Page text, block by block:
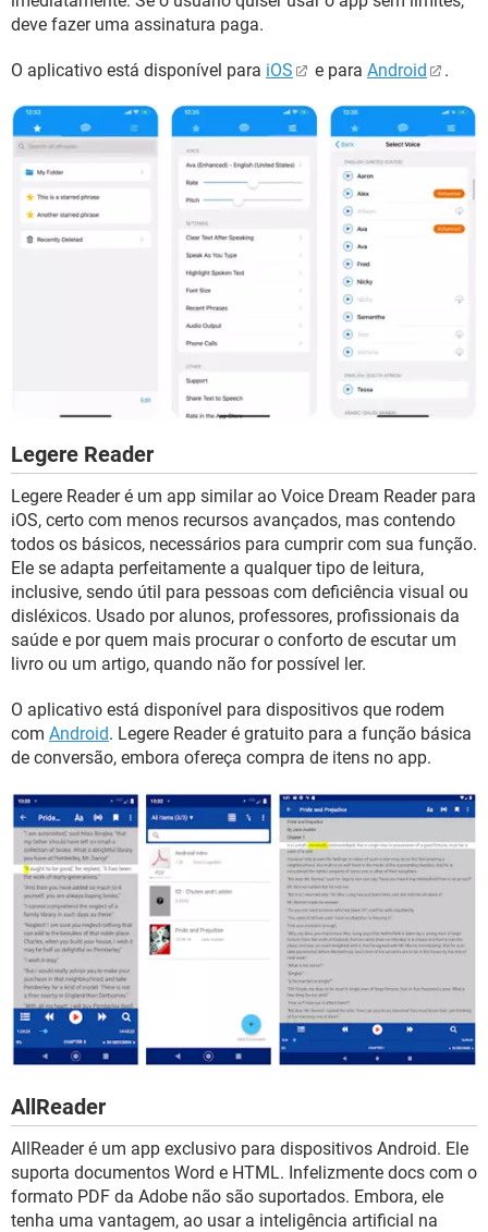
deve fazer uma assinatura paga.
O aplicativo está disponível para iOS e para Android .
Legere Reader
Legere Reader é um app similar ao Voice Dream Reader para
iOS, certo com menos recursos avançados, mas contendo
todos os básicos, necessários para cumprir com sua função.
Ele se adapta perfeitamente a qualquer tipo de leitura,
inclusive, sendo útil para pessoas com deficiência visual ou
disléxicos. Usado por alunos, professores, profissionais da
saúde e por quem mais procurar o conforto de escutar um
livro ou um artigo, quando não for possível ler.
O aplicativo está disponível para dispositivos que rodem
com Android. Legere Reader é gratuito para a função básica
de conversão, embora ofereça compra de itens no app.
AllReader
AllReader é um app exclusivo para dispositivos Android. Ele
suporta documentos Word e HTML. Infelizmente docs com o
formato PDF da Adobe não são suportados. Embora, ele
tenha uma vantagem, ao usar a inteligência artificial na